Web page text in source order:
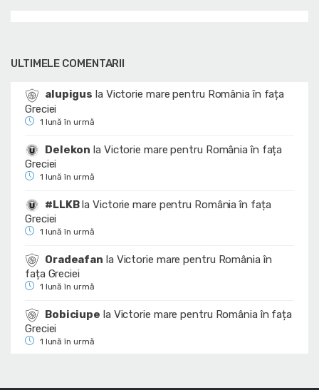
ULTIMELE COMENTARII
alupigus la Victorie mare pentru România în fața
Greciei
1 lună în urmă
Delekon la Victorie mare pentru România în fața
Greciei
1 lună în urmă
#LLKBlaVictorie mare pentru România în fața
Greciei
1 lună în urmă
Oradeafan la Victorie mare pentru România în
fața Greciei
1 lună în urmă
Bobiciupe la Victorie mare pentru România în fața
Greciei
1 lună în urmă